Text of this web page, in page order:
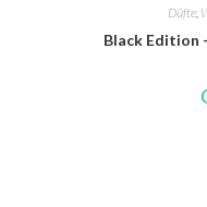
Düfte,
Black Edition